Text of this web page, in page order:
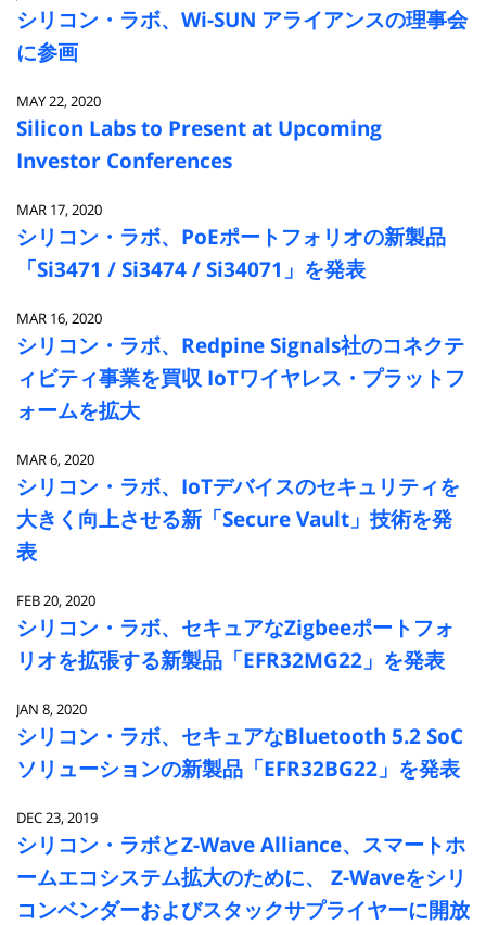
シリコン・ラボ、Wi-SUN アライアンスの理事会
に参画
MAY 22, 2020
Silicon Labs to Present at Upcoming
Investor Conferences
MAR 17, 2020
シリコン・ラボ、PoEポートフォリオの新製品
「Si3471 / Si3474 / Si34071」を発表
MAR 16, 2020
シリコン・ラボ、Redpine Signals社のコネクテ
ィビティ事業を買収 IoTワイヤレス・プラットフ
ォームを拡大
MAR 6, 2020
シリコン・ラボ、IoTデバイスのセキュリティを
大きく向上させる新「Secure Vault」技術を発
表
FEB 20, 2020
シリコン・ラボ、セキュアなZigbeeポートフォ
リオを拡張する新製品「EFR32MG22」を発表
JAN 8, 2020
シリコン・ラボ、セキュアなBluetooth 5.2 SoC
ソリューションの新製品「EFR32BG22」を発表
DEC 23, 2019
シリコン・ラボとZ-Wave Alliance、スマートホ
ームエコシステム拡大のために、 Z-Waveをシリ
コンベンダーおよびスタックサプライヤーに開放